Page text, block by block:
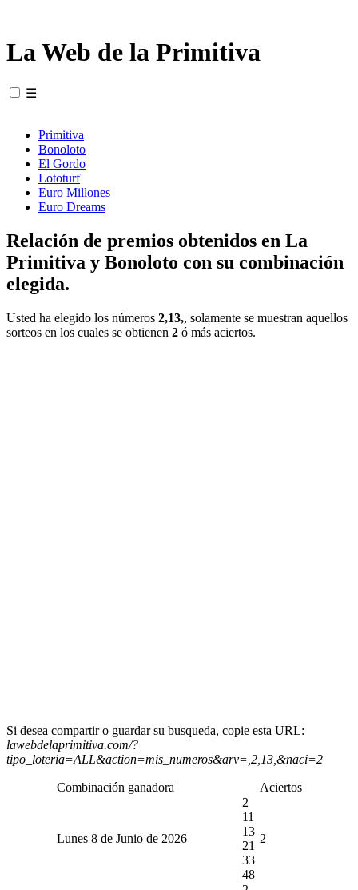
La Web de la Primitiva
☰
Primitiva
Bonoloto
El Gordo
Lototurf
Euro Millones
Euro Dreams
Relación de premios obtenidos en La
Primitiva y Bonoloto con su combinación
elegida.
Usted ha elegido los números 2,13,, solamente se muestran aquellos
sorteos en los cuales se obtienen 2 ó más aciertos.
Si desea compartir o guardar su busqueda, copie esta URL:
lawebdelaprimitiva.com/?
tipo_loteria=ALL&action=mis_numeros&arv=,2,13,&naci=2
Combinación ganadora Aciertos
Lunes 8 de Junio de 2026
2
11
13
21
33
48
2